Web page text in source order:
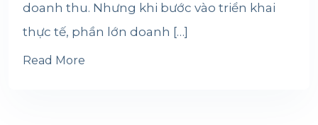
doanh thu. Nhưng khi bước vào triển khai
thực tế, phần lớn doanh […]
Read More